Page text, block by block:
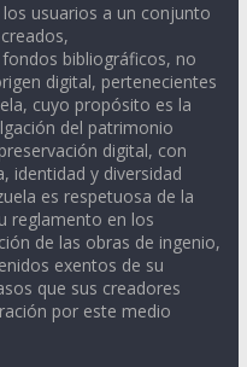
usuarios a un conjunto
bibliográficos, no
digital, pertenecientes
cuyo propósito es la
del patrimonio
digital, con
identidad y diversidad
es respetuosa de la
reglamento en los
de las obras de ingenio,
exentos de su
que sus creadores
por este medio